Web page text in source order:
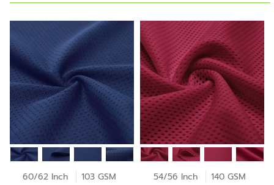
60/62 Inch 103 GSM 54/56 Inch 140 GSM